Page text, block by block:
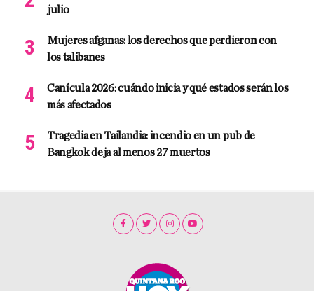
julio
Mujeres afganas: los derechos que perdieron con
los talibanes
Canícula 2026: cuándo inicia y qué estados serán los
más afectados
Tragedia en Tailandia: incendio en un pub de
Bangkok deja al menos 27 muertos